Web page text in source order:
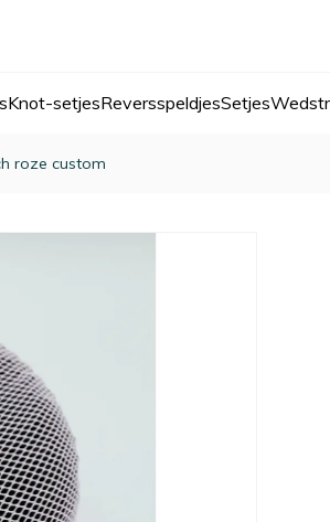
Knot-setjesReversspeldjesSetjes
roze custom